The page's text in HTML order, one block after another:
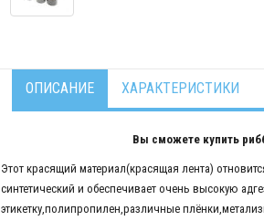
ОПИСАНИЕ ХАРАКТЕРИСТИКИ
Вы сможете купить
Этот красящий материал(красящая лента)
синтетический и обеспечивает очень высокую
этикетку,полипропилен,различные